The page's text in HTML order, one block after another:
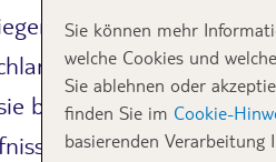
bleibt das Nummer-
Aber welche Ziele
bei der Reise
der Reisenden
Sie können mehr
welche Cookies und
Sie ablehnen oder
finden Sie im Cookie-
basierenden